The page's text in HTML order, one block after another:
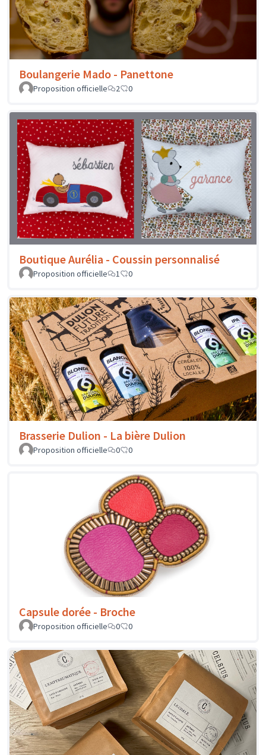
Boulangerie Mado - Panettone
Proposition officielle 2 0
Boutique Aurélia - Coussin personnalisé
Proposition officielle 1 0
Brasserie Dulion - La bière Dulion
Proposition officielle 0 0
Capsule dorée - Broche
Proposition officielle 0 0